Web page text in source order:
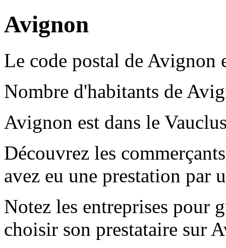
Avignon
Le code postal de Avignon
Nombre d'habitants de
Avignon est dans le
Découvrez les
avez eu une prestation par
Notez les entreprises pour
choisir son prestataire sur